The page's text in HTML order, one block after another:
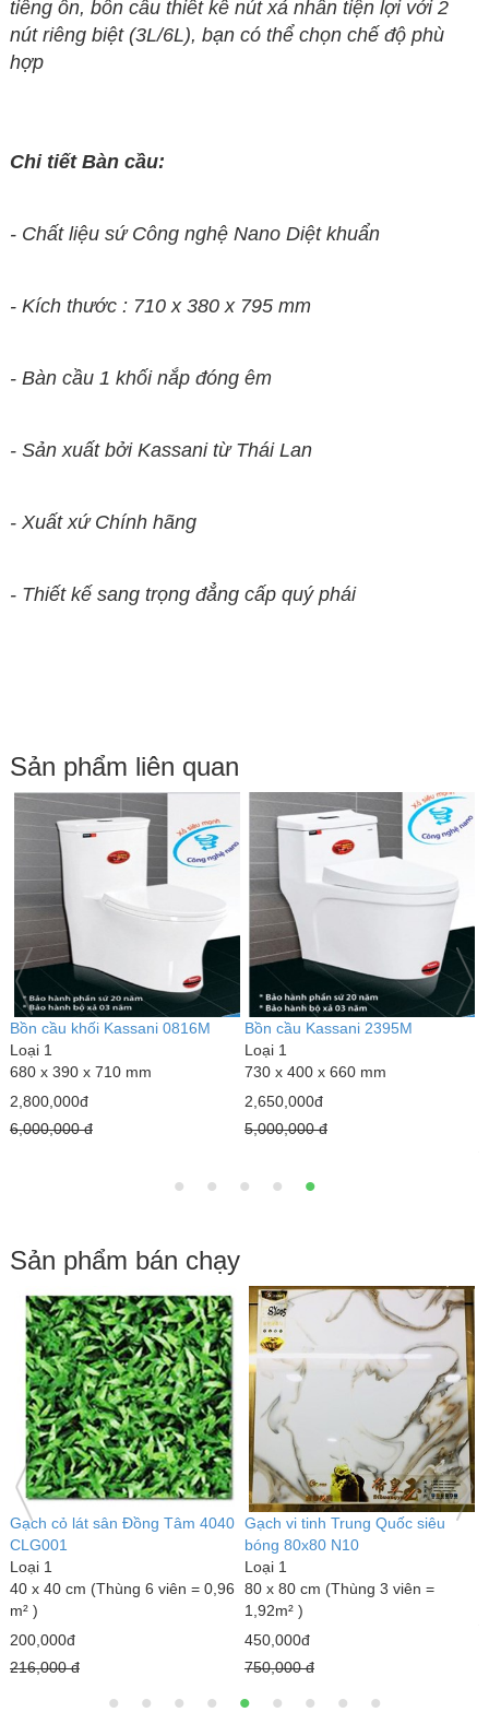
tiếng ồn, bồn cầu thiết kế nút xả nhấn tiện lợi với 2
nút riêng biệt (3L/6L), bạn có thể chọn chế độ phù
hợp
Chi tiết Bàn cầu:
- Chất liệu sứ Công nghệ Nano Diệt khuẩn
- Kích thước : 710 x 380 x 795 mm
- Bàn cầu 1 khối nắp đóng êm
- Sản xuất bởi Kassani từ Thái Lan
- Xuất xứ Chính hãng
- Thiết kế sang trọng đẳng cấp quý phái
Sản phẩm liên quan
Bồn cầu Kassani 2395M
730 x 400 x 660 mm
2,650,000đ
5,000,000 đ
Bồn cầu hoa văn Kassani
Loại 1
710 x 380 x 795 mm
3,100,000đ
Sản phẩm bán chạy
cỏ lát sân Đồng Tâm 4040
1
40 cm (Thùng 6 viên = 0,96
đ
Gạch vi tinh Trung Quốc siêu
bóng 80x80 N10
Loại 1
80 x 80 cm (Thùng 3 viên =
1,92m² )
450,000đ
750,000 đ